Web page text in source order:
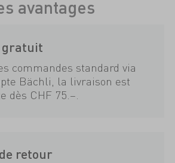
avantages
gratuit
commandes standard via
Bächli, la livraison est
dès CHF 75.–.
retour